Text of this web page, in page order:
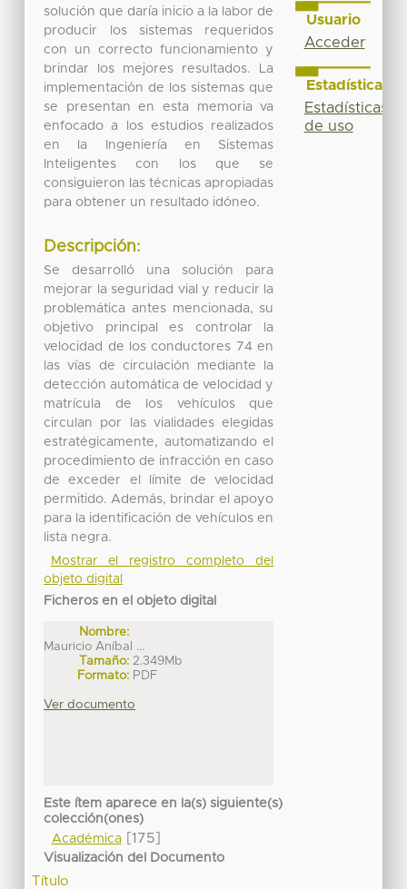
solución que daría inicio a la labor de
producir los sistemas requeridos
con un correcto funcionamiento y
brindar los mejores resultados. La
implementación de los sistemas que
se presentan en esta memoria va
enfocado a los estudios realizados
en la Ingeniería en Sistemas
Inteligentes con los que se
consiguieron las técnicas apropiadas
para obtener un resultado idóneo.
Descripción:
Se desarrolló una solución para
mejorar la seguridad vial y reducir la
problemática antes mencionada, su
objetivo principal es controlar la
velocidad de los conductores 74 en
las vías de circulación mediante la
detección automática de velocidad y
matrícula de los vehículos que
circulan por las vialidades elegidas
estratégicamente, automatizando el
procedimiento de infracción en caso
de exceder el límite de velocidad
permitido. Además, brindar el apoyo
para la identificación de vehículos en
lista negra.
Mostrar el registro completo del
objeto digital
Ficheros en el objeto digital
Nombre:
Mauricio Aníbal ...
Tamaño: 2.349Mb
Formato: PDF
Ver documento
Este ítem aparece en la(s) siguiente(s)
colección(ones)
Académica[175]
Visualización del Documento
Título
Usuario
Acceder
Estadísticas
Estadísticas
de uso